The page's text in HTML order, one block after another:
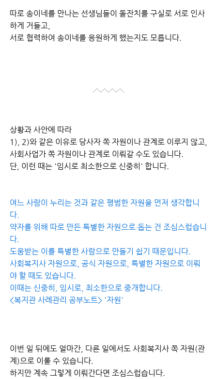
따로 송이네를 만나는 선생님들이 돌잔치를 구실로 서로 인사
하게 거들고,
서로 협력하여 송이네를 응원하게 했는지도 모릅니다.
상황과 사안에 따라
1), 2)와 같은 이유로 당사자 쪽 자원이나 관계로 이루지 않고,
사회사업가 쪽 자원이나 관계로 이뤄갈 수도 있습니다.
단, 이런 때는 '임시로 최소한으로 신중히' 합니다.
여느 사람이 누리는 것과 같은 평범한 자원을 먼저 생각합니
다.
약자를 위해 따로 만든 특별한 자원으로 돕는 건 조심스럽습니
다.
도움받는 이를 특별한 사람으로 만들기 쉽기 때문입니다.
사회복지사 자원으로, 공식 자원으로, 특별한 자원으로 이뤄
야 할 때도 있습니다.
이때는 신중히, 임시로, 최소한으로 중개합니다.
<복지관 사례관리 공부노트> '자원'
이번 일 뒤에도 얼마간, 다른 일에서도 사회복지사 쪽 자원(관
계)으로 이룰 수 있습니다.
하지만 계속 그렇게 이뤄간다면 조심스럽습니다.